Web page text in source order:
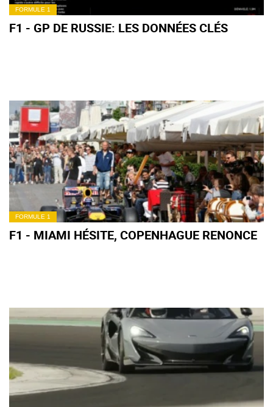
FORMULE 1
F1 - GP DE RUSSIE: LES DONNÉES CLÉS
FORMULE 1
F1 - MIAMI HÉSITE, COPENHAGUE RENONCE